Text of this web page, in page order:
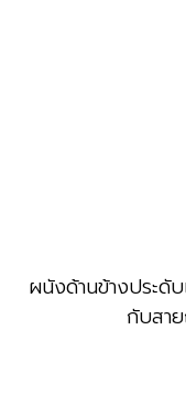
ผนังด้านข้างประดั
กับสา